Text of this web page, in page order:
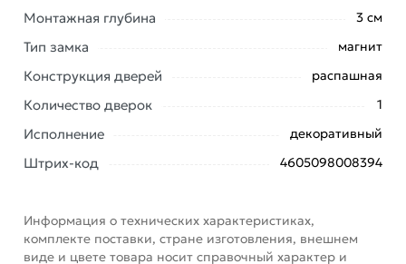
Изготовлен из металла и покрыт полимерной
эмалью, что делает люк крепким и долговечным.
Открывается с помощью ручки, а магнитные замки
надежно фиксируют дверцу.
правостороннего открытия). Устанавливается с
помощью клея или раствора.
EVECS ЛТМп фланец 200x250 ручка магнит 260x310
окрашенная сталь ЛТ2025Мп из категории
Металические ревизионные люкидействительны в
Монтажная глубина 3 см
Тип замка магнит
Конструкция дверей распашная
Количество дверок 1
Исполнение декоративный
Штрих-код 4605098008394
Информация о технических характеристиках,
комплекте поставки, стране изготовления, внешнем
виде и цвете товара носит справочный характер и